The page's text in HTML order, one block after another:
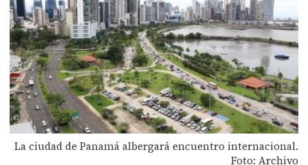
La ciudad de Panamá albergará encuentro internacional.
Foto: Archivo